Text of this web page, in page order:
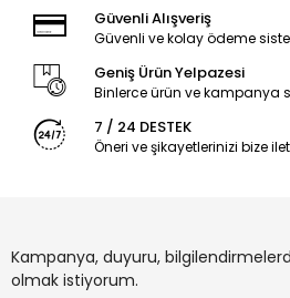
Güvenli Alışveriş
Güvenli ve kolay ödeme
Geniş Ürün Yelpazesi
Binlerce ürün ve kampanya
7 / 24 DESTEK
Öneri ve şikayetlerinizi bize
Kampanya, duyuru,
olmak istiyorum.